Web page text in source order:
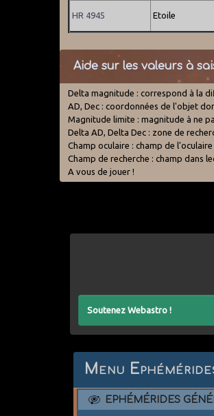
HR 4945 Etoile
Aide sur les valeurs à
Delta magnitude : correspond à la
AD, Dec : coordonnées de l'objet
Magnitude limite : magnitude à ne
Delta AD, Delta Dec : zone de
Champ oculaire : champ de
Champ de recherche : champ dans
A vous de jouer !
Soutenez Webastro !
Menu
EPHÉMÉRIDES